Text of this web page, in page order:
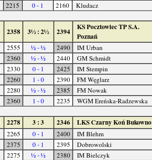
2215 0 - 1 2160 Kludacz
2358 3½ : 2½ 2394
KS Pocztowiec TP S.A.
Poznań
2555 ½ - ½ 2490
IM Urban
2360 ½ - ½ 2440
GM Schmidt
2330 0 - 1 2425
IM Stempin
2260 1 - 0 2390
FM Węglarz
2280 ½ - ½ 2385
FM Nowak
2360 1 - 0 2235 WGM Ereńska-Radzewska
2278 3 : 3 2346 LKS Czarny Koń Bukowno
2265 0 - 1 2400
IM Blehm
2375 0 - 1 2395
Dobrowolski
2275 ½ - ½ 2380
IM Bielczyk